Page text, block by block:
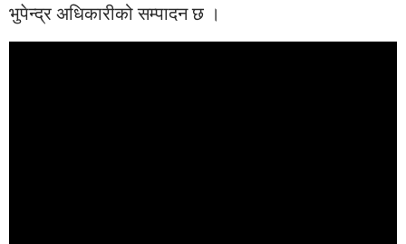
भुपेन्द्र अधिकारीको सम्पादन छ ।